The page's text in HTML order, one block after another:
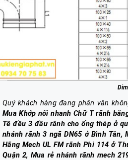
Quý khách hàng đang phân vân
Mua Khớp nối nhanh Chữ T rãnh
Tê đều 3 đầu rãnh cho ống thép ở
nhánh rãnh 3 ngã DN65 ở Bình Tân,
Hãng Mech UL FM rãnh Phi 114 ở
Quận 2, Mua rẻ nhánh rãnh mech